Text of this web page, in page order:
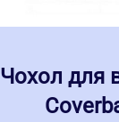
Чохол для